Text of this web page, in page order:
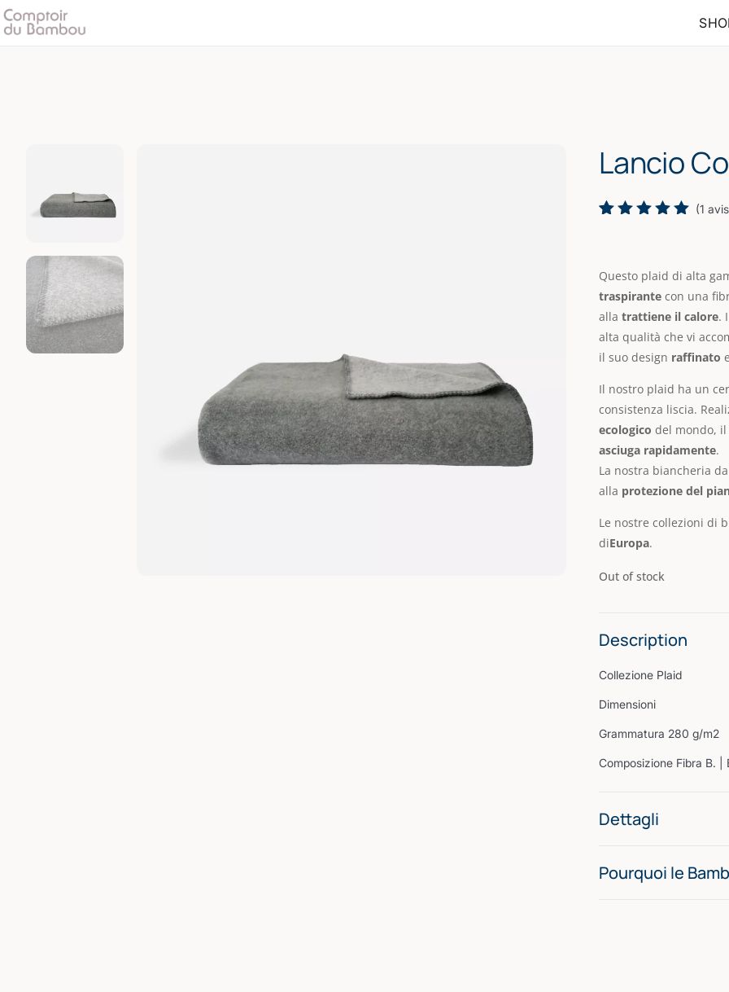
Lancio
based on
customer
rating
(1
Questo plaid di alta
traspirante con una
alla trattiene il calore.
alta qualità che vi
il suo design raffinato
Il nostro plaid ha un
consistenza liscia.
ecologico del mondo,
asciuga rapidamente.
La nostra biancheria
alla protezione del
Le nostre collezioni di
diEuropa.
Out of stock
Description
Collezione Plaid
Dimensioni
Grammatura 280 g/m2
Composizione Fibra B. |
Dettagli
Pourquoi le